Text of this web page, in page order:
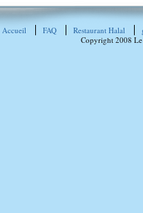
Accueil FAQ Restaurant Halal
Copyright 2008